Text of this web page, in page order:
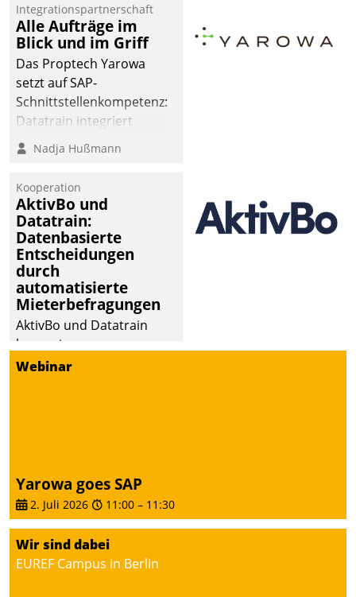
Integrationspartnerschaft
Alle Aufträge im
Blick und im Griff
Das Proptech Yarowa
setzt auf SAP-
Schnittstellenkompetenz:
Datatrain integriert
Yarowas Portal zur
Vergabe und Verwaltung
operativen
Instandhaltung in die
SAP-Systemlandschaft
deutscher
Wohnungsunternehmen
– und beschleunigt damit
den Weg vom
Mieteranliegen zum
Dienstleisterauftrag.
Nadja Hußmann
Kooperation
AktivBo und
Datatrain:
Datenbasierte
Entscheidungen
durch
automatisierte
Mieterbefragungen
AktivBo und Datatrain
kooperieren –
Immobilienunternehmen
zielgerichtete
Mieterbefragungen – eine
starke Grundlage für
intelligente,
datengestützte
Entscheidungen.
Webinar
Yarowa goes SAP
2. Juli 2026 11:00 – 11:30
Wir sind dabei
EUREF Campus in Berlin